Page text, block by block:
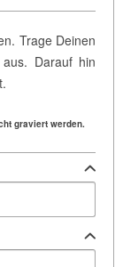
Trage Deinen
Darauf hin
graviert werden.